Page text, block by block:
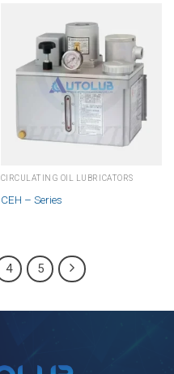
CIRCULATING OIL LUBRICATORS
CEH – Series
4 5